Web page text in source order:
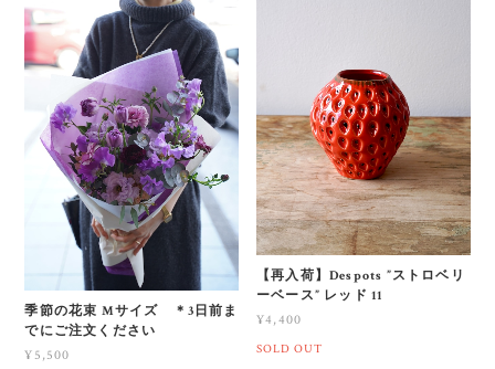
季節の花束 Mサイズ ＊3日前ま
でにご注文ください
¥5,500
【再入荷】Despots ”ストロベリ
ーベース” レッド 11
¥4,400
SOLD OUT